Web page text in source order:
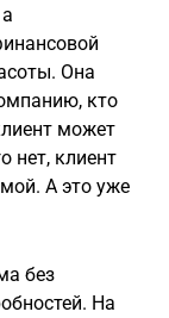
Она
кто
может
нет, клиент
А это уже
без
На